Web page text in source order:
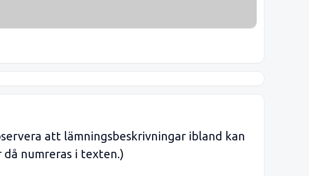
att lämningsbeskrivningar ibland kan
numreras i texten.)